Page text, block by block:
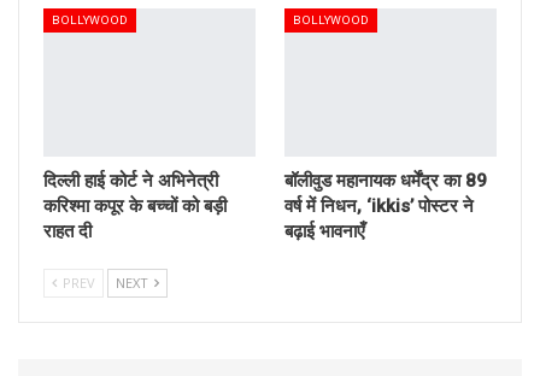
BOLLYWOOD
दिल्ली हाई कोर्ट ने अभिनेत्री
करिश्मा कपूर के बच्चों को बड़ी
राहत दी
BOLLYWOOD
बॉलीवुड महानायक धर्मेंद्र का 89
वर्ष में निधन, ‘ikkis’ पोस्टर ने
बढ़ाई भावनाएँ
PREV NEXT